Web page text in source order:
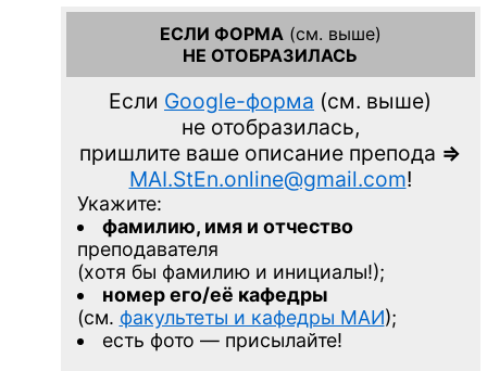
ЕСЛИ ФОРМА (см. выше)
НЕ ОТОБРАЗИЛАСЬ
Если Google-форма (см. выше)
не отобразилась,
пришлите ваше описание препода =>
MAI.StEn.online@gmail.com!
Укажите:
фамилию, имя и отчество
преподавателя
(хотя бы фамилию и инициалы!);
номер его/её кафедры
(см. факультеты и кафедры МАИ);
есть фото — присылайте!